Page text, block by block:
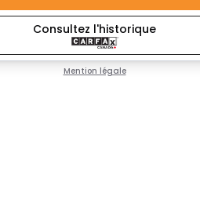
Consultez l'historique
Mention légale